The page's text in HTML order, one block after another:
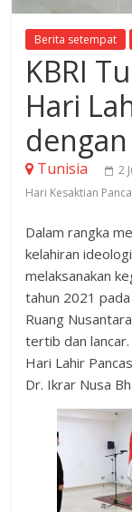
Berita setempat
KBRI
Hari
Tunisia 2
Hari Kesaktian
Dalam rangka
kelahiran
melaksanakan
tahun 2021
Ruang
tertib dan
Hari Lahir
Dr. Ikrar Nusa